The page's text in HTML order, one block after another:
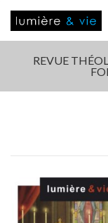
REVUE